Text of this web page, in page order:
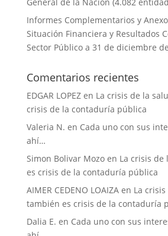
Informes Complementarios y
Situación Financiera y Resultados
Sector Público a 31 de diciembre
Comentarios recientes
EDGAR LOPEZen La crisis de la
crisis de la contaduría pública
Valeria N. en Cada uno con sus
ahí…
Simon Bolivar Mozoen La crisis de
es crisis de la contaduría pública
AIMER CEDENO LOAIZAen La
también es crisis de la contaduría
Dalia E. en Cada uno con sus